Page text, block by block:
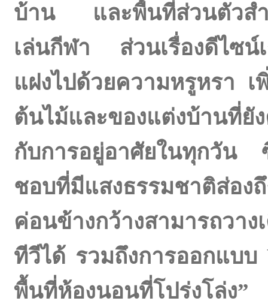
บ้าน และพื้นที่ส่วนตัวสำ
เล่นกีฬา ส่วนเรื่องดีไซน์
แฝงไปด้วยความหรูหรา
ต้นไม้และของแต่งบ้านที่ยั
กับการอยู่อาศัยในทุกวัน
ชอบที่มีแสงธรรมชาติส่อ
ค่อนข้างกว้างสามารถวา
ทีวีได้ รวมถึงการออกแบบ
พื้นที่ห้องนอนที่โปร่งโล่ง”